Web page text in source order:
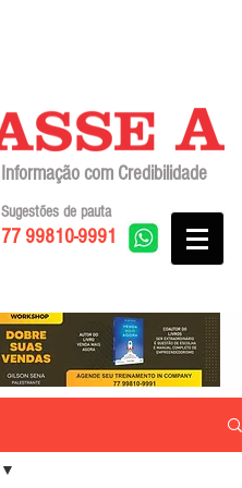
Informação com Credibilidade
77 99810-9991
Sugestões de pauta